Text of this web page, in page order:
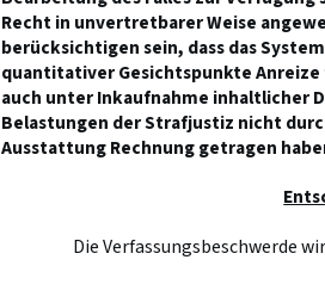
Recht in unvertretbarer Weise
berücksichtigen sein, dass das
quantitativer Gesichtspunkte
auch unter Inkaufnahme inhaltlicher
Belastungen der Strafjustiz nicht
Ausstattung Rechnung getragen
Die Verfassungsbeschwerde